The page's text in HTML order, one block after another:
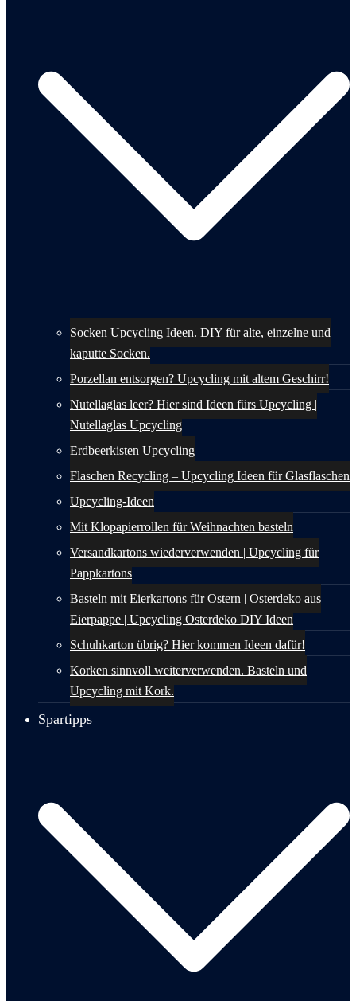
Socken Upcycling Ideen. DIY für alte, einzelne und
kaputte Socken.
Porzellan entsorgen? Upcycling mit altem Geschirr!
Nutellaglas leer? Hier sind Ideen fürs Upcycling |
Nutellaglas Upcycling
Erdbeerkisten Upcycling
Flaschen Recycling – Upcycling Ideen für Glasflaschen
Upcycling-Ideen
Mit Klopapierrollen für Weihnachten basteln
Versandkartons wiederverwenden | Upcycling für
Pappkartons
Basteln mit Eierkartons für Ostern | Osterdeko aus
Eierpappe | Upcycling Osterdeko DIY Ideen
Schuhkarton übrig? Hier kommen Ideen dafür!
Korken sinnvoll weiterverwenden. Basteln und
Upcycling mit Kork.
Spartipps